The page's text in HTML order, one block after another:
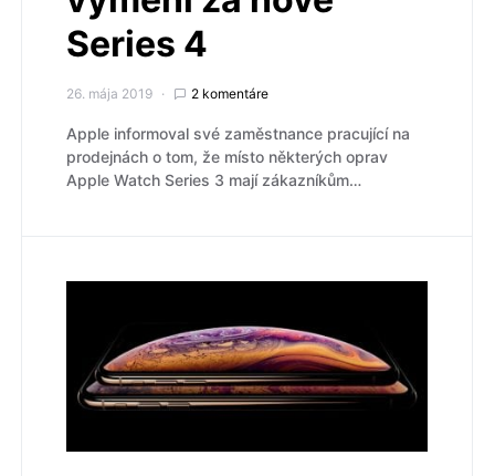
Series 4
26. mája 2019 2 komentáre
Apple informoval své zaměstnance pracující na
prodejnách o tom, že místo některých oprav
Apple Watch Series 3 mají zákazníkům…